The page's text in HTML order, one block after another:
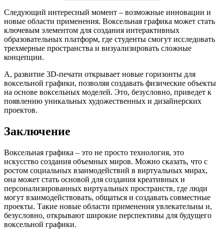
Следующий интересный момент – возможные инновации и
новые области применения. Воксельная графика может стать
ключевым элементом для создания интерактивных
образовательных платформ, где студенты смогут исследовать
трехмерные пространства и визуализировать сложные
концепции.
А, развитие 3D-печати открывает новые горизонты для
воксельной графики, позволяя создавать физические объекты
на основе воксельных моделей. Это, безусловно, приведет к
появлению уникальных художественных и дизайнерских
проектов.
Заключение
Воксельная графика – это не просто технология, это
искусство создания объемных миров. Можно сказать, что с
ростом социальных взаимодействий в виртуальных мирах,
она может стать основой для создания креативных и
персонализированных виртуальных пространств, где люди
могут взаимодействовать, общаться и создавать совместные
проекты. Такие новые области применения увлекательны и,
безусловно, открывают широкие перспективы для будущего
воксельной графики.